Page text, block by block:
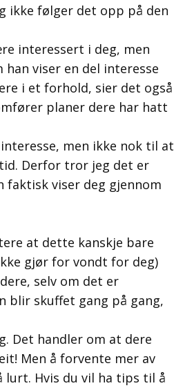
ikke følger det opp på den
interessert i deg, men
viser en del interesse
i et forhold, sier det også
planer dere har hatt
men ikke nok til at
Derfor tror jeg det er
faktisk viser deg gjennom
at dette kanskje bare
gjør for vondt for deg)
selv om det er
blir skuffet gang på gang,
Det handler om at dere
Men å forvente mer av
lurt. Hvis du vil ha tips til å